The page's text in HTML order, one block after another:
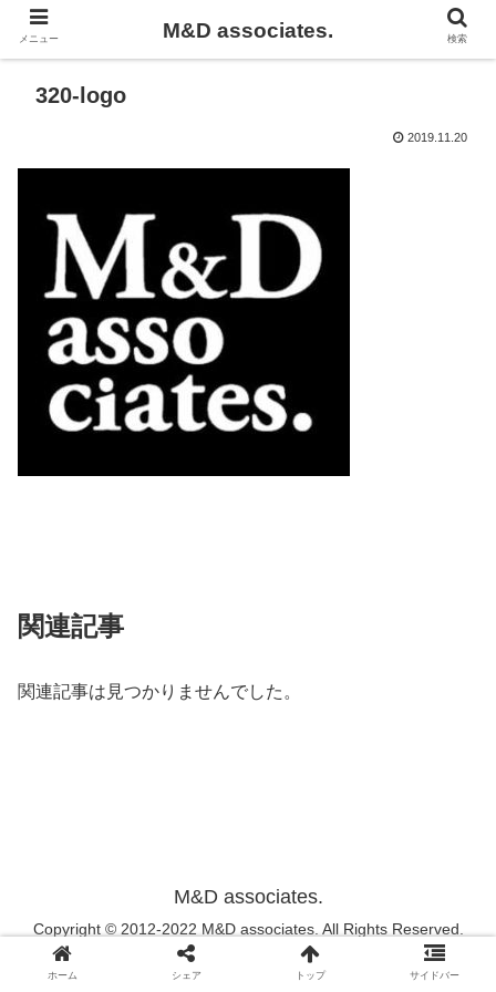
320-logo
2019.11.20
関連記事
関連記事は見つかりませんでした。
M&D associates.
Copyright © 2012-2022 M&D associates. All Rights Reserved.
メニュー M&D associates. 検索
ホーム シェア トップ サイドバー